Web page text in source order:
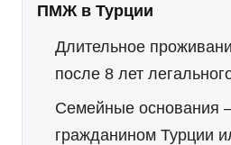
ПМЖ в Турции
Длительное
после 8 лет
Семейные основания
гражданином Турции